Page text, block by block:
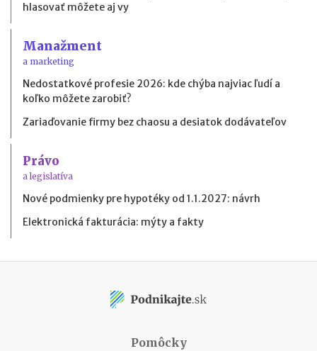
hlasovať môžete aj vy
Manažment
a marketing
Nedostatkové profesie 2026: kde chýba najviac ľudí a
koľko môžete zarobiť?
Zariaďovanie firmy bez chaosu a desiatok dodávateľov
Právo
a legislatíva
Nové podmienky pre hypotéky od 1.1.2027: návrh
Elektronická fakturácia: mýty a fakty
Pomôcky